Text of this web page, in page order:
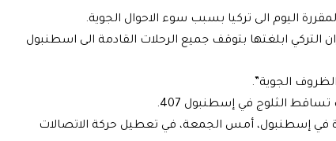
اليوم الى تركيا بسبب سوء الاحوال الجوية.
التركي ابلغتها بتوقف جميع الرحلات القادمة الى اسطنبول
الجوية”.
الثلوج في إسطنبول 407.
في إسطنبول، أمس الجمعة، في تعطيل حركة الاتصالات